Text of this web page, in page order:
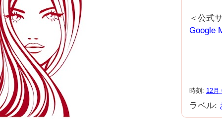
＜公式
Google
時刻: 12月
ラベル: